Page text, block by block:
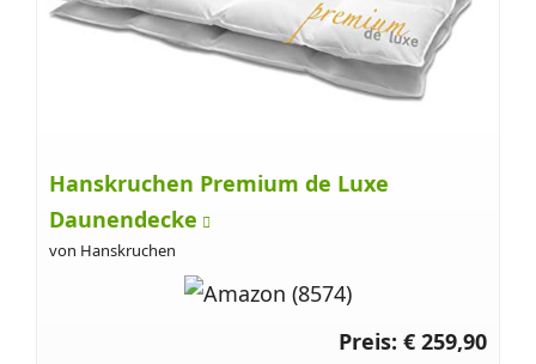
Hanskruchen Premium de Luxe
Daunendecke
von Hanskruchen
Preis: € 259,90